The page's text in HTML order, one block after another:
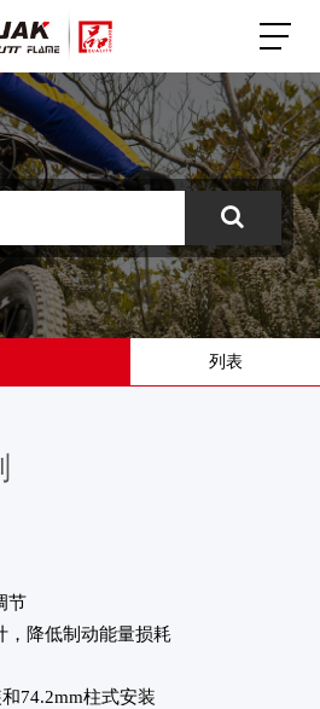
列表
节
，降低制动能量损耗
74.2mm柱式安装